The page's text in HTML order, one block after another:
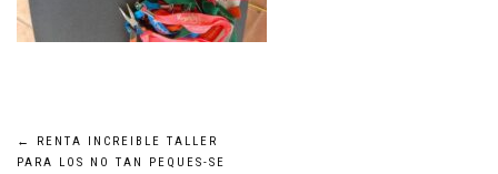
Navegación
←
RENTA INCREIBLE TALLER
PARA LOS NO TAN PEQUES-SE